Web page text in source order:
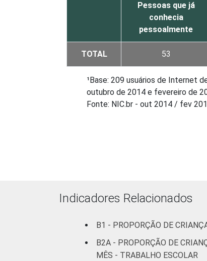
Pessoas que já
conhecia
pessoalmente
TOTAL 53
¹Base: 209 usuários de Internet
outubro de 2014 e fevereiro de
Fonte: NIC.br - out 2014 / fev
Indicadores Relacionados
B1 - PROPORÇÃO DE
B2A - PROPORÇÃO DE
MÊS - TRABALHO ESCOLAR